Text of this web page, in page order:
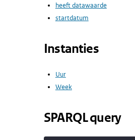
heeft datawaarde
startdatum
Instanties
Uur
Week
SPARQL query